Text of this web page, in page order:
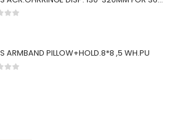
ARMBAND PILLOW+HOLD.8*8 ,5 WH.PU